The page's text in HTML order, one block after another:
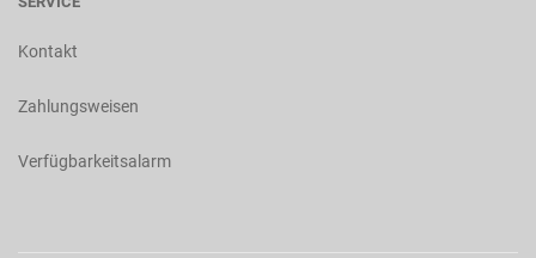
Kontakt
Zahlungsweisen
Verfügbarkeitsalarm